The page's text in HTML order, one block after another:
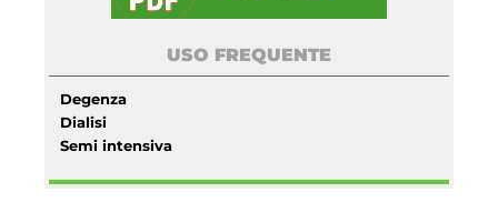
USO FREQUENTE
Degenza
Dialisi
Semi intensiva